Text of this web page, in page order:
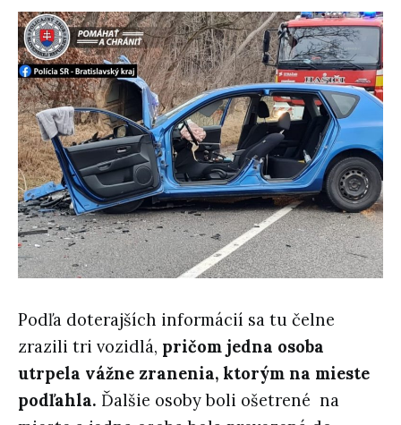
Podľa doterajších informácií sa tu čelne
zrazili tri vozidlá, pričom jedna osoba
utrpela vážne zranenia, ktorým na mieste
podľahla. Ďalšie osoby boli ošetrené na